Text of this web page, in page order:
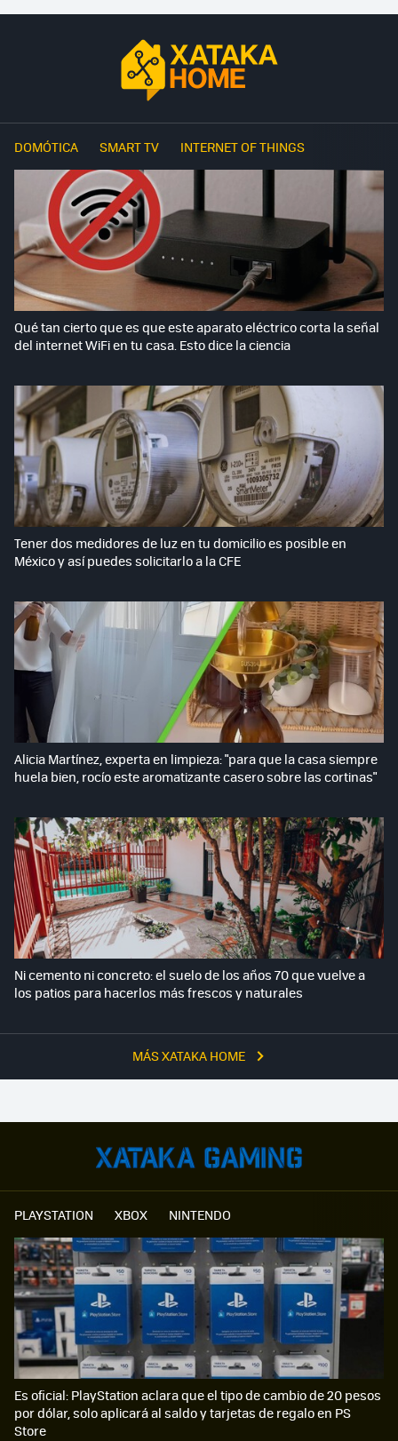
DOMÓTICA SMART TV INTERNET OF THINGS
MÁS XATAKA HOME
Qué tan cierto que es que este aparato eléctrico corta la señal
del internet WiFi en tu casa. Esto dice la ciencia
Tener dos medidores de luz en tu domicilio es posible en
México y así puedes solicitarlo a la CFE
Alicia Martínez, experta en limpieza: "para que la casa siempre
huela bien, rocío este aromatizante casero sobre las cortinas"
Ni cemento ni concreto: el suelo de los años 70 que vuelve a
los patios para hacerlos más frescos y naturales
PLAYSTATION XBOX NINTENDO
Es oficial: PlayStation aclara que el tipo de cambio de 20 pesos
por dólar, solo aplicará al saldo y tarjetas de regalo en PS
Store